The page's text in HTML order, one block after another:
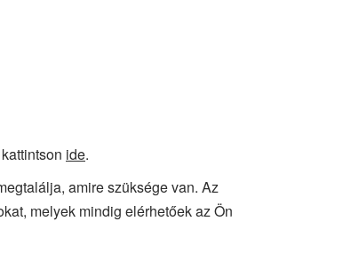
ide.
amire szüksége van. Az
melyek mindig elérhetőek az Ön